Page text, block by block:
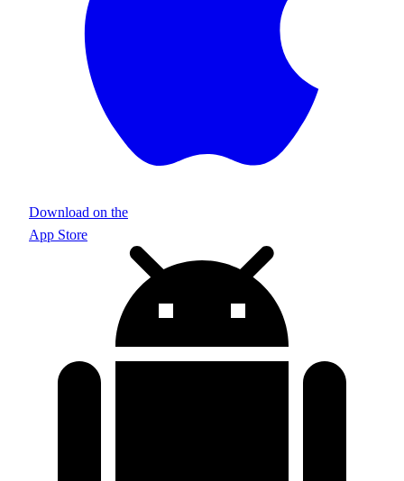
Download on the
App Store